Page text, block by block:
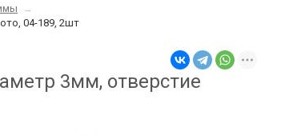
→
04-189, 2шт
3мм, отверстие